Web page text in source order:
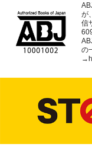
が
信
の
→